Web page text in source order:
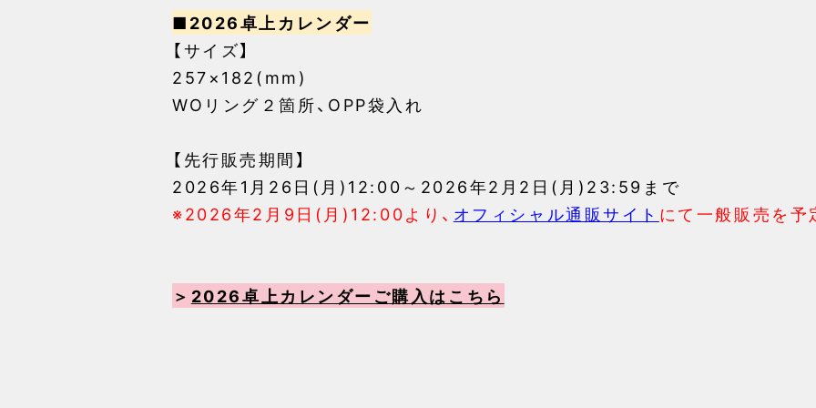
■2026卓上カレンダー
【サイズ】
257×182(mm)
WOリング２箇所、OPP袋入れ
【先行販売期間】
2026年1月26日(月)12:00～2026年2月2日(月)23:59まで
※2026年2月9日(月)12:00より、 オフィシャル通販サイト にて一般販売を予
＞ 2026卓上カレンダーご購入はこちら